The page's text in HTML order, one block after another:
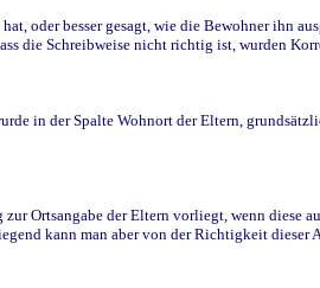
oder besser gesagt, wie die Bewohner ihn
die Schreibweise nicht richtig ist, wurden
in der Spalte Wohnort der Eltern,
Ortsangabe der Eltern vorliegt, wenn diese
kann man aber von der Richtigkeit dieser